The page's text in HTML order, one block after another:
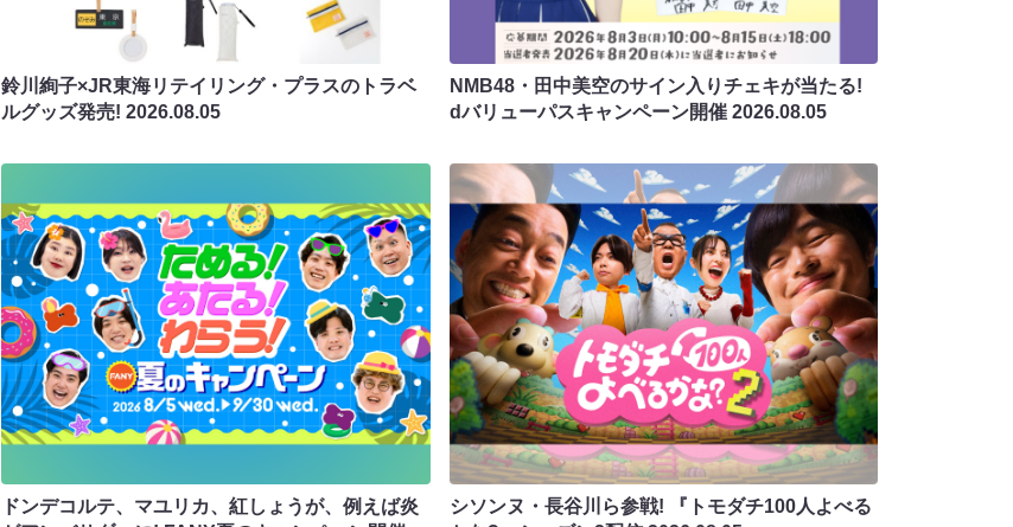
鈴川絢子×JR東海リテイリング・プラスのトラベ
ルグッズ発売!2026.08.05
NMB48・田中美空のサイン入りチェキが当たる!
dバリューパスキャンペーン開催 2026.08.05
ドンデコルテ、マユリカ、紅しょうが、例えば炎
シソンヌ・長谷川ら参戦! 『トモダチ100人よべる